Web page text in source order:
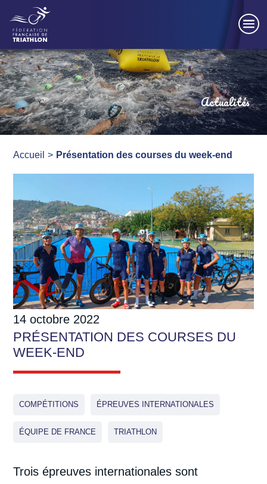
Actualités
Accueil Présentation des courses du week-end
14 octobre 2022
PRÉSENTATION DES COURSES DU
WEEK-END
COMPÉTITIONS ÉPREUVES INTERNATIONALES
ÉQUIPE DE FRANCE TRIATHLON
Trois épreuves internationales sont
Panneau de gestion des cookies